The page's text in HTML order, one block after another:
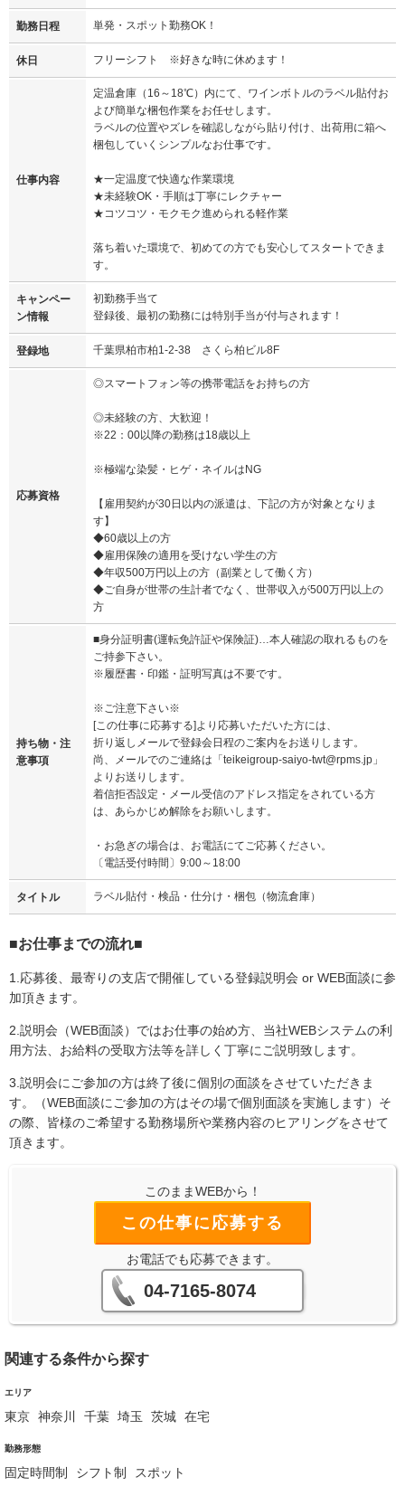
勤務日程 単発・スポット勤務OK！
休日 フリーシフト ※好きな時に休めます！
仕事内容
定温倉庫（16～18℃）内にて、ワインボトルのラベル貼付お
よび簡単な梱包作業をお任せします。
ラベルの位置やズレを確認しながら貼り付け、出荷用に箱へ
梱包していくシンプルなお仕事です。
★一定温度で快適な作業環境
★未経験OK・手順は丁寧にレクチャー
★コツコツ・モクモク進められる軽作業
落ち着いた環境で、初めての方でも安心してスタートできま
す。
キャンペー
ン情報
初勤務手当て
登録後、最初の勤務には特別手当が付与されます！
登録地 千葉県柏市柏1-2-38 さくら柏ビル8F
応募資格
◎スマートフォン等の携帯電話をお持ちの方
◎未経験の方、大歓迎！
※22：00以降の勤務は18歳以上
※極端な染髪・ヒゲ・ネイルはNG
【雇用契約が30日以内の派遣は、下記の方が対象となりま
す】
◆60歳以上の方
◆雇用保険の適用を受けない学生の方
◆年収500万円以上の方（副業として働く方）
◆ご自身が世帯の生計者でなく、世帯収入が500万円以上の
方
持ち物・注
意事項
■身分証明書(運転免許証や保険証)…本人確認の取れるものを
ご持参下さい。
※履歴書・印鑑・証明写真は不要です。
※ご注意下さい※
[この仕事に応募する]より応募いただいた方には、
折り返しメールで登録会日程のご案内をお送りします。
尚、メールでのご連絡は「teikeigroup-saiyo-twt@rpms.jp」
よりお送りします。
着信拒否設定・メール受信のアドレス指定をされている方
は、あらかじめ解除をお願いします。
・お急ぎの場合は、お電話にてご応募ください。
〔電話受付時間〕9:00～18:00
タイトル ラベル貼付・検品・仕分け・梱包（物流倉庫）
■お仕事までの流れ■
1.応募後、最寄りの支店で開催している登録説明会 or WEB面談に参
加頂きます。
2.説明会（WEB面談）ではお仕事の始め方、当社WEBシステムの利
用方法、お給料の受取方法等を詳しく丁寧にご説明致します。
3.説明会にご参加の方は終了後に個別の面談をさせていただきま
す。（WEB面談にご参加の方はその場で個別面談を実施します）そ
の際、皆様のご希望する勤務場所や業務内容のヒアリングをさせて
頂きます。
このままWEBから！
この仕事に応募する
お電話でも応募できます。
04-7165-8074
関連する条件から探す
エリア
東京 神奈川 千葉 埼玉 茨城 在宅
勤務形態
固定時間制 シフト制 スポット